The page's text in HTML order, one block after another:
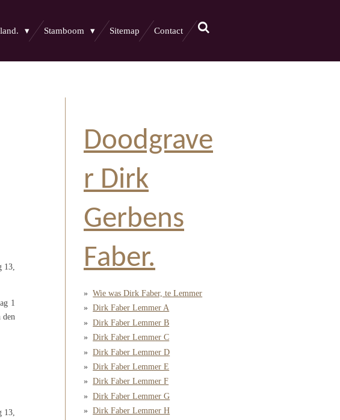
Stamboom Sitemap Contact
13,
1
den
13,
Doodgrave
r Dirk
Gerbens
Faber.
Wie was Dirk Faber, te Lemmer
Dirk Faber Lemmer A
Dirk Faber Lemmer B
Dirk Faber Lemmer C
Dirk Faber Lemmer D
Dirk Faber Lemmer E
Dirk Faber Lemmer F
Dirk Faber Lemmer G
Dirk Faber Lemmer H